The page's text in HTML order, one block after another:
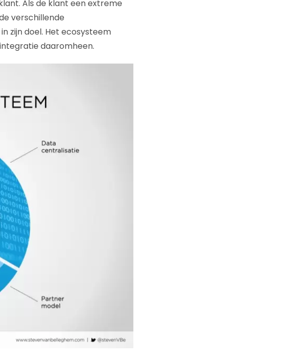
Als de klant een extreme
verschillende
zijn doel. Het ecosysteem
daaromheen.